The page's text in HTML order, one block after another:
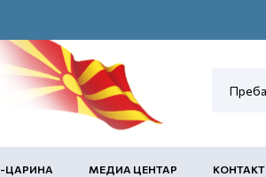
ЦАРИНА МЕДИА ЦЕНТАР КОНТАКТ